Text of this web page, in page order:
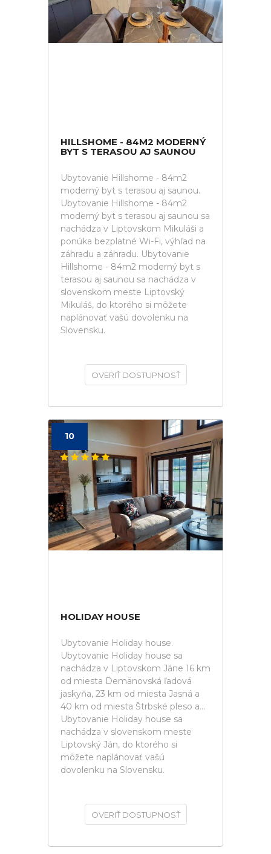
HILLSHOME - 84M2 MODERNÝ
BYT S TERASOU AJ SAUNOU
Ubytovanie Hillshome - 84m2
moderný byt s terasou aj saunou.
Ubytovanie Hillshome - 84m2
moderný byt s terasou aj saunou sa
nachádza v Liptovskom Mikuláši a
ponúka bezplatné Wi-Fi, výhľad na
záhradu a záhradu. Ubytovanie
Hillshome - 84m2 moderný byt s
terasou aj saunou sa nachádza v
slovenskom meste Liptovský
Mikuláš, do ktorého si môžete
naplánovať vašú dovolenku na
Slovensku.
OVERIŤ DOSTUPNOSŤ
10
HOLIDAY HOUSE
Ubytovanie Holiday house.
Ubytovanie Holiday house sa
nachádza v Liptovskom Jáne 16 km
od miesta Demänovská ľadová
jaskyňa, 23 km od miesta Jasná a
40 km od miesta Štrbské pleso a...
Ubytovanie Holiday house sa
nachádza v slovenskom meste
Liptovský Ján, do ktorého si
môžete naplánovať vašú
dovolenku na Slovensku.
OVERIŤ DOSTUPNOSŤ